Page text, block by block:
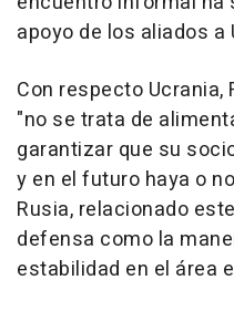
apoyo de los aliados a
Con respecto
"no se trata de
garantizar que su
y en el futuro haya o
Rusia, relacionado
defensa como la
estabilidad en el área